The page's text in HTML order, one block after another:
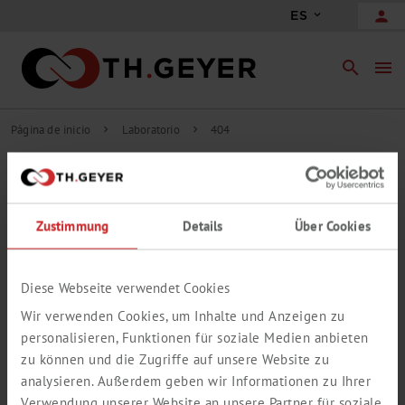
Zustimmung Details Über Cookies
Diese Webseite verwendet Cookies
Wir verwenden Cookies, um Inhalte und Anzeigen zu
personalisieren, Funktionen für soziale Medien anbieten
zu können und die Zugriffe auf unsere Website zu
analysieren. Außerdem geben wir Informationen zu Ihrer
ES person
search menu
Página de inicio chevron_right Laboratorio chevron_right 404
404
LAMENTABLEMENTE, ESTA PÁGINA YA
NO ESTÁ DISPONIBLE
encontrar.
información que busca.